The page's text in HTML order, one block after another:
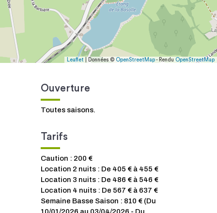
Leaflet | Données © OpenStreetMap- Rendu OpenStreetMap
Ouverture
Toutes saisons.
Tarifs
Caution : 200 €
Location 2 nuits : De 405 € à 455 €
Location 3 nuits : De 486 € à 546 €
Location 4 nuits : De 567 € à 637 €
Semaine Basse Saison : 810 € (Du